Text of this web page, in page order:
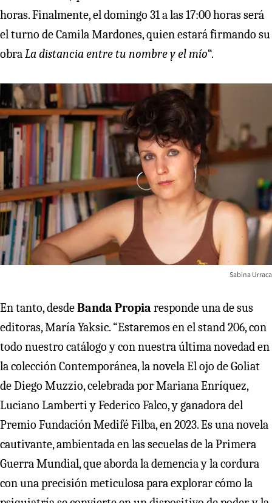
horas. Finalmente, el domingo 31 a las 17:00 horas será
el turno de Camila Mardones, quien estará firmando su
obra La distancia entre tu nombre y el mío“.
Sabina Urraca
En tanto, desdeBanda Propia responde una de sus
editoras, María Yaksic. “Estaremos en el stand 206, con
todo nuestro catálogo y con nuestra última novedad en
la colección Contemporánea, la novela El ojo de Goliat
de Diego Muzzio, celebrada por Mariana Enríquez,
Luciano Lamberti y Federico Falco, y ganadora del
Premio Fundación Medifé Filba, en 2023. Es una novela
cautivante, ambientada en las secuelas de la Primera
Guerra Mundial, que aborda la demencia y la cordura
con una precisión meticulosa para explorar cómo la